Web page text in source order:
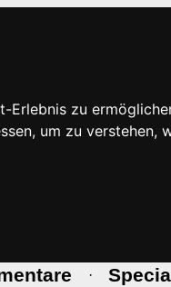
zu
um zu verstehen,
·